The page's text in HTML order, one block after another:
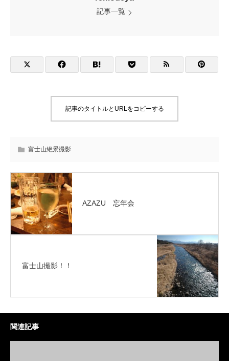
記事一覧
記事のタイトルとURLをコピーする
富士山絶景撮影
AZAZU 忘年会
富士山撮影！！
関連記事